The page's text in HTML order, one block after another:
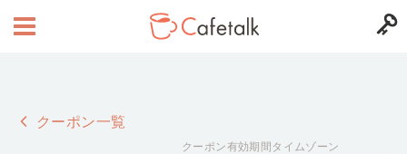
クーポン一覧
クーポン有効期間タイムゾーン